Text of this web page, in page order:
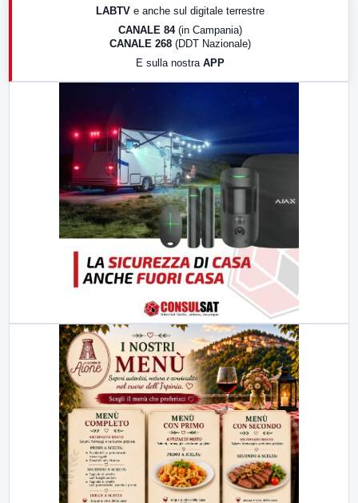
LABTV e anche sul digitale terrestre
CANALE 84 (in Campania)
CANALE 268 (DDT Nazionale)
E sulla nostra APP